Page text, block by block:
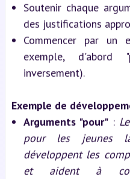
Soutenir chaque
des justifications
Commencer par un
exemple, d'abord
inversement).
Exemple de
Arguments "pour":
pour les jeunes
développent les
et aident à